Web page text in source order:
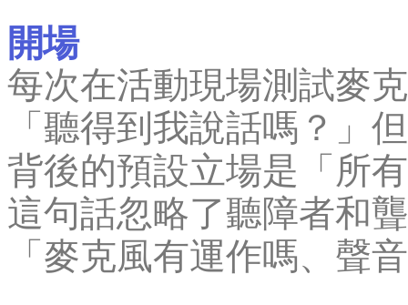
開場
每次在活動現場測試麥
「聽得到我說話嗎？」
背後的預設立場是「所
這句話忽略了聽障者和
「麥克風有運作嗎、聲